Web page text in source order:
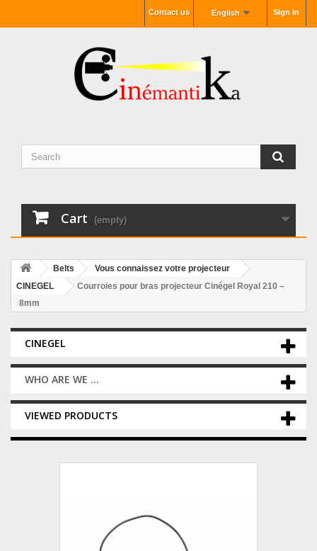
Sign in
English
Contact us
Cart (empty)
Belts
Vous connaissez votre projecteur
CINEGEL
Courroies pour bras projecteur Cinégel Royal 210 –
8mm
CINEGEL
WHO ARE WE ...
VIEWED PRODUCTS